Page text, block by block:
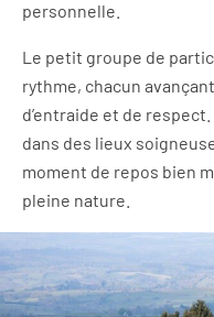
personnelle.
Le petit groupe de
rythme, chacun
d’entraide et de
dans des lieux
moment de repos bien
pleine nature.